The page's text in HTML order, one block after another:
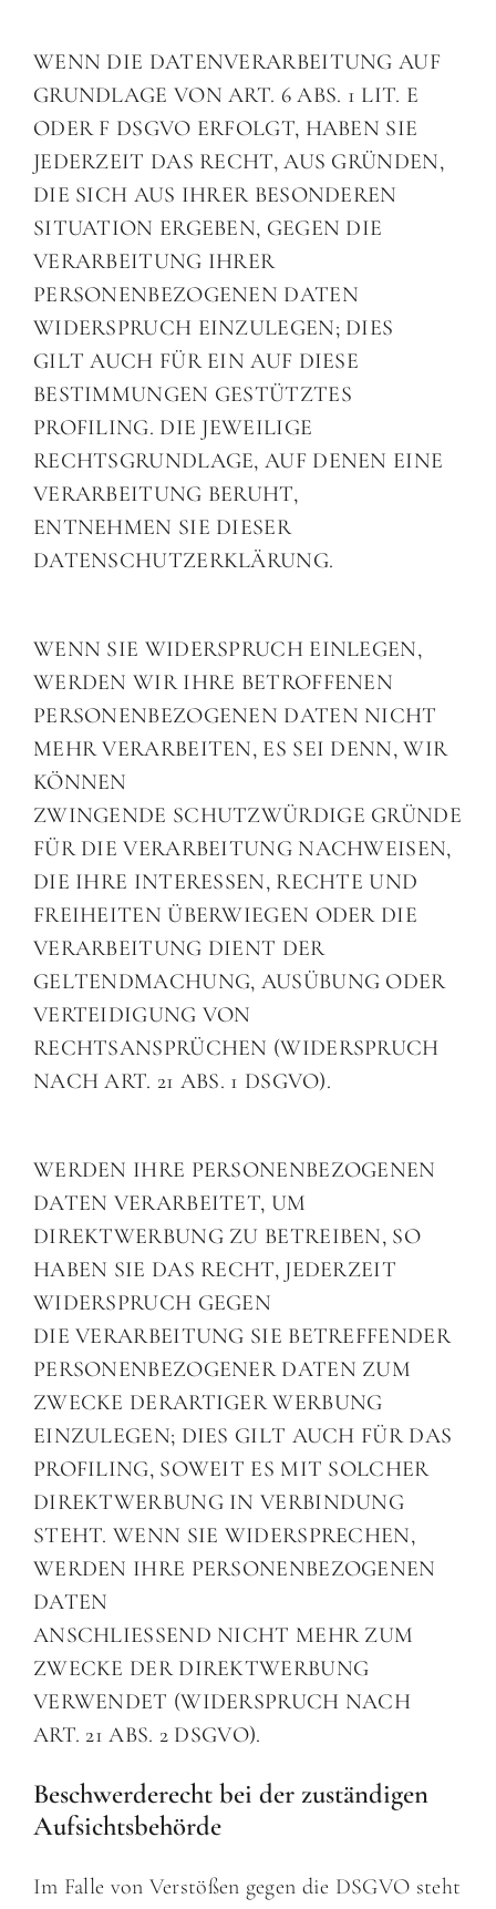
WENN DIE DATENVERARBEITUNG AUF
GRUNDLAGE VON ART. 6 ABS. 1 LIT. E
ODER F DSGVO ERFOLGT, HABEN SIE
JEDERZEIT DAS RECHT, AUS GRÜNDEN,
DIE SICH AUS IHRER BESONDEREN
SITUATION ERGEBEN, GEGEN DIE
VERARBEITUNG IHRER
PERSONENBEZOGENEN DATEN
WIDERSPRUCH EINZULEGEN; DIES
GILT AUCH FÜR EIN AUF DIESE
BESTIMMUNGEN GESTÜTZTES
PROFILING. DIE JEWEILIGE
RECHTSGRUNDLAGE, AUF DENEN EINE
VERARBEITUNG BERUHT,
ENTNEHMEN SIE DIESER
DATENSCHUTZERKLÄRUNG.
WENN SIE WIDERSPRUCH EINLEGEN,
WERDEN WIR IHRE BETROFFENEN
PERSONENBEZOGENEN DATEN NICHT
MEHR VERARBEITEN, ES SEI DENN, WIR
KÖNNEN
ZWINGENDE SCHUTZWÜRDIGE GRÜNDE
FÜR DIE VERARBEITUNG NACHWEISEN,
DIE IHRE INTERESSEN, RECHTE UND
FREIHEITEN ÜBERWIEGEN ODER DIE
VERARBEITUNG DIENT DER
GELTENDMACHUNG, AUSÜBUNG ODER
VERTEIDIGUNG VON
RECHTSANSPRÜCHEN (WIDERSPRUCH
NACH ART. 21 ABS. 1 DSGVO).
WERDEN IHRE PERSONENBEZOGENEN
DATEN VERARBEITET, UM
DIREKTWERBUNG ZU BETREIBEN, SO
HABEN SIE DAS RECHT, JEDERZEIT
WIDERSPRUCH GEGEN
DIE VERARBEITUNG SIE BETREFFENDER
PERSONENBEZOGENER DATEN ZUM
ZWECKE DERARTIGER WERBUNG
EINZULEGEN; DIES GILT AUCH FÜR DAS
PROFILING, SOWEIT ES MIT SOLCHER
DIREKTWERBUNG IN VERBINDUNG
STEHT. WENN SIE WIDERSPRECHEN,
WERDEN IHRE PERSONENBEZOGENEN
DATEN
ANSCHLIESSEND NICHT MEHR ZUM
ZWECKE DER DIREKTWERBUNG
VERWENDET (WIDERSPRUCH NACH
ART. 21 ABS. 2 DSGVO).
Beschwerderecht bei der zuständigen
Aufsichtsbehörde
Im Falle von Verstößen gegen die DSGVO steht